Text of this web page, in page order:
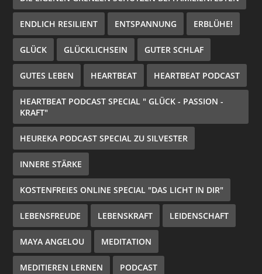
ENDLICH RESILIENT ENTSPANNUNG ERBLÜHE!
GLÜCK GLÜCKLICHSEIN GUTER SCHLAF
GUTES LEBEN HEARTBEAT HEARTBEAT PODCAST
HEARTBEAT PODCAST SPECIAL " GLÜCK - PASSION -
KRAFT"
HEUREKA PODCAST SPECIAL ZU SILVESTER
INNERE STÄRKE
KOSTENFREIES ONLINE SPECIAL "DAS LICHT IN DIR"
LEBENSFREUDE LEBENSKRAFT LEIDENSCHAFT
MAYA ANGELOU MEDITATION
MEDITIEREN LERNEN PODCAST